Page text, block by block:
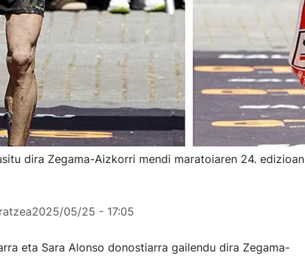
dira Zegama-Aizkorri mendi maratoiaren 24. edizioan
2025/05/25 - 17:05
eta Sara Alonso donostiarra gailendu dira Zegama-